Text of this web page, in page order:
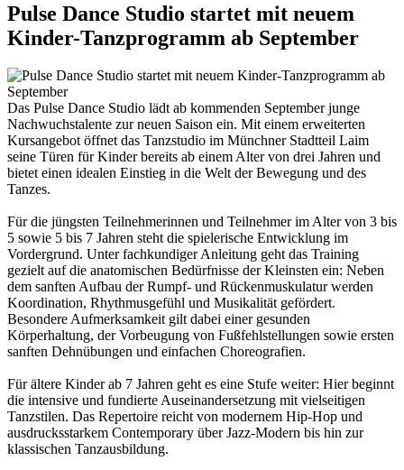
Pulse Dance Studio startet mit neuem
Kinder-Tanzprogramm ab September
Das Pulse Dance Studio lädt ab kommenden September junge
Nachwuchstalente zur neuen Saison ein. Mit einem erweiterten
Kursangebot öffnet das Tanzstudio im Münchner Stadtteil Laim
seine Türen für Kinder bereits ab einem Alter von drei Jahren und
bietet einen idealen Einstieg in die Welt der Bewegung und des
Tanzes.
Für die jüngsten Teilnehmerinnen und Teilnehmer im Alter von 3 bis
5 sowie 5 bis 7 Jahren steht die spielerische Entwicklung im
Vordergrund. Unter fachkundiger Anleitung geht das Training
gezielt auf die anatomischen Bedürfnisse der Kleinsten ein: Neben
dem sanften Aufbau der Rumpf- und Rückenmuskulatur werden
Koordination, Rhythmusgefühl und Musikalität gefördert.
Besondere Aufmerksamkeit gilt dabei einer gesunden
Körperhaltung, der Vorbeugung von Fußfehlstellungen sowie ersten
sanften Dehnübungen und einfachen Choreografien.
Für ältere Kinder ab 7 Jahren geht es eine Stufe weiter: Hier beginnt
die intensive und fundierte Auseinandersetzung mit vielseitigen
Tanzstilen. Das Repertoire reicht von modernem Hip-Hop und
ausdrucksstarkem Contemporary über Jazz-Modern bis hin zur
klassischen Tanzausbildung.